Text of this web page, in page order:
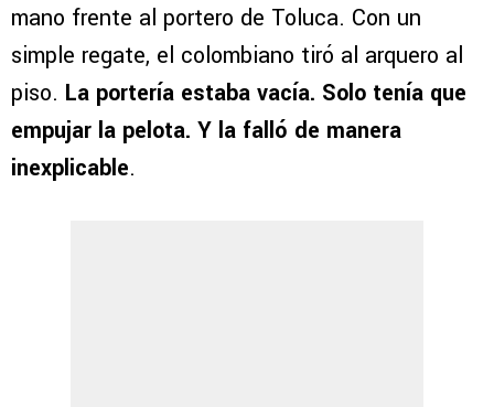
mano frente al portero de Toluca. Con un
simple regate, el colombiano tiró al arquero al
piso. La portería estaba vacía. Solo tenía que
empujar la pelota. Y la falló de manera
inexplicable.